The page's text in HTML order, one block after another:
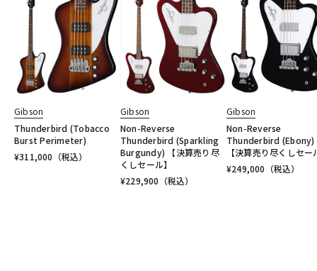
Gibson
Thunderbird (Tobacco
Burst Perimeter)
¥311,000 （税込）
Gibson
Non-Reverse
Thunderbird (Sparkling
Burgundy) 【決算売り尽
くしセール】
¥229,900 （税込）
Gibson
Non-Reverse
Thunderbird (Ebony)
【決算売り尽くしセー
¥249,000 （税込）